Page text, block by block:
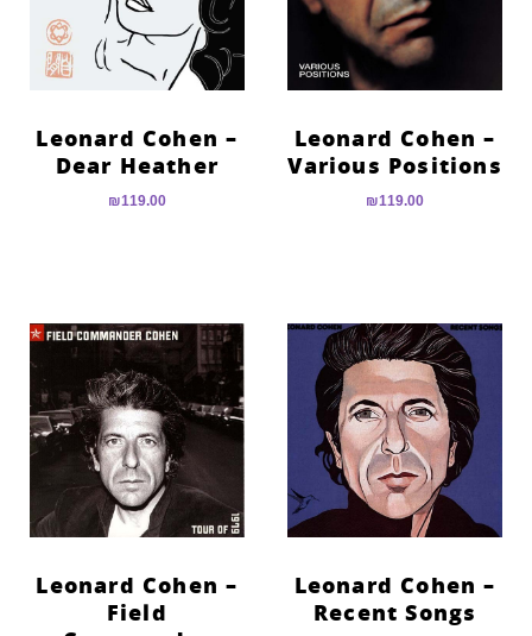
Leonard Cohen –
Various Positions
₪119.00
Leonard Cohen –
Dear Heather
₪119.00
Leonard Cohen –
Recent Songs
Leonard Cohen –
Field